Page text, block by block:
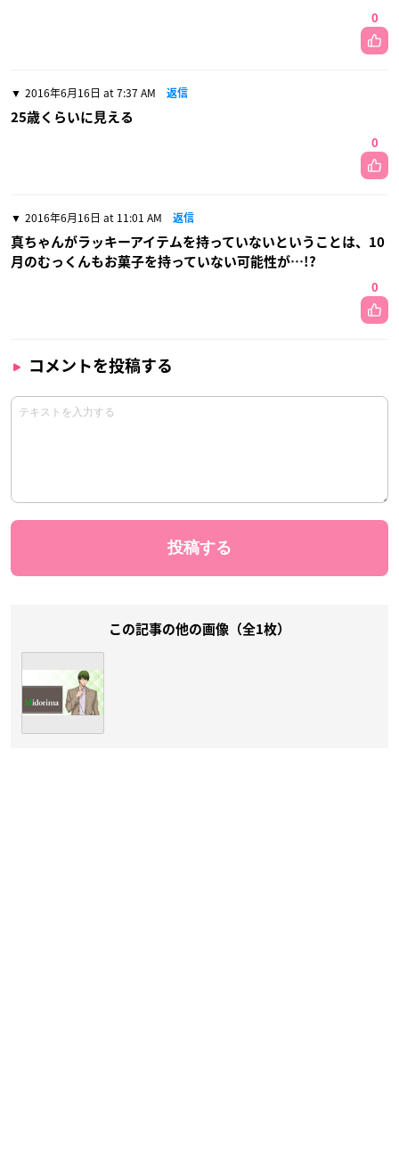
0
2016年6月16日 at 7:37 AM 返信
25歳くらいに見える
0
2016年6月16日 at 11:01 AM 返信
真ちゃんがラッキーアイテムを持っていないということは、10
月のむっくんもお菓子を持っていない可能性が…!?
0
コメントを投稿する
この記事の他の画像（全1枚）